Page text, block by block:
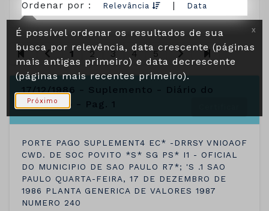
Ordenar por : Relevância | Data
1 2 3 4 5
17/12/1986 - Suplemento - Diário do
Município - Pag. 1
PORTE PAGO SUPLEMENT4 EC* -DRRSY VNIOAOF
CWD. DE SOC POVITO *S* SG PS* I1 - OFICIAL
DO MUNICIPIO DE SAO PAULO R7*; 'S .1 SAO
PAULO QUARTA-FEIRA, 17 DE DEZEMBRO DE
1986 PLANTA GENERICA DE VALORES 1987
NUMERO 240
É possível ordenar os resultados de sua
busca por relevência, data crescente (páginas
mais antigas primeiro) e data decrescente
(páginas mais recentes primeiro).
Próximo
X